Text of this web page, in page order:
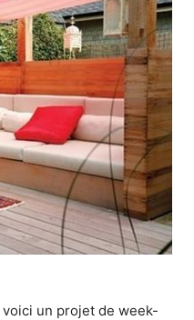
un projet de week-